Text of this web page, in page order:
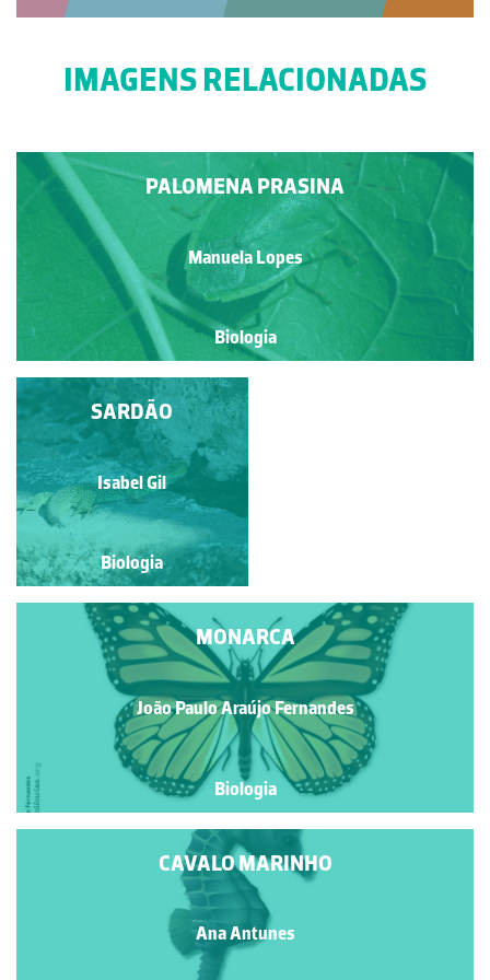
IMAGENS RELACIONADAS
PALOMENA PRASINA
Manuela Lopes
Biologia
SOLHA OU LINGUADO
Natacha Martinho
Biologia
SARDÃO
Isabel Gil
Biologia
MONARCA
João Paulo Araújo Fernandes
Biologia
CAVALO MARINHO
Ana Antunes